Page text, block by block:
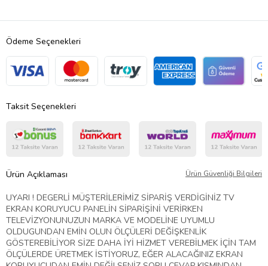
Ödeme Seçenekleri
Taksit Seçenekleri
Ürün Açıklaması Ürün Güvenliği Bilgileri
UYARI ! DEGERLİ MÜŞTERİLERİMİZ SİPARİŞ VERDİGİNİZ TV
EKRAN KORUYUCU PANELİN SİPARİŞİNİ VERİRKEN
TELEVİZYONUNUZUN MARKA VE MODELİNE UYUMLU
OLDUGUNDAN EMİN OLUN ÖLÇÜLERİ DEĞİŞKENLİK
GÖSTEREBİLİYOR SİZE DAHA İYİ HİZMET VEREBİLMEK İÇİN TAM
ÖLÇÜLERDE ÜRETMEK İSTİYORUZ, EĞER ALACAĞINIZ EKRAN